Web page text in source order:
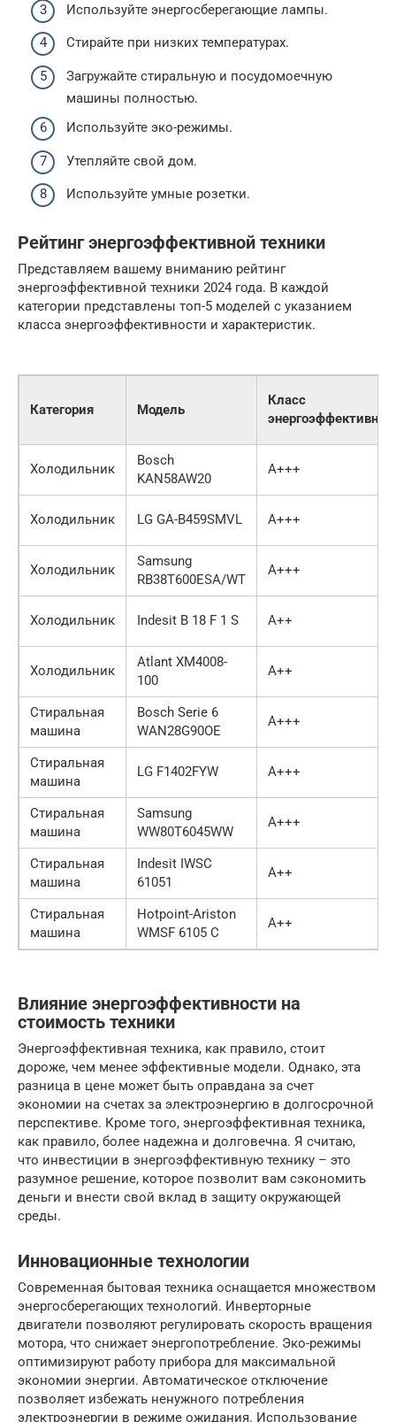
Используйте энергосберегающие лампы.
Стирайте при низких температурах.
Загружайте стиральную и посудомоечную
машины полностью.
Используйте эко-режимы.
Утепляйте свой дом.
Используйте умные розетки.
Рейтинг энергоэффективной техники
Представляем вашему вниманию рейтинг
энергоэффективной техники 2024 года. В каждой
категории представлены топ-5 моделей с указанием
класса энергоэффективности и характеристик.
Категория Модель
Класс
Холодильник
Bosch
KAN58AW20
A+++
Холодильник LG GA-B459SMVL A+++
Холодильник
Samsung
RB38T600ESA/WT
A+++
Холодильник Indesit B 18 F 1 S A++
Холодильник
Atlant XM4008-
100
A++
Стиральная
машина
Bosch Serie 6
WAN28G90OE
A+++
Стиральная
машина
LG F1402FYW A+++
Стиральная
машина
Samsung
WW80T6045WW
A+++
Стиральная
машина
Indesit IWSC
61051
A++
Стиральная
машина
Hotpoint-Ariston
WMSF 6105 C
A++
Влияние энергоэффективности на
стоимость техники
Энергоэффективная техника, как правило, стоит
дороже, чем менее эффективные модели. Однако, эта
разница в цене может быть оправдана за счет
экономии на счетах за электроэнергию в долгосрочной
перспективе. Кроме того, энергоэффективная техника,
как правило, более надежна и долговечна. Я считаю,
что инвестиции в энергоэффективную технику – это
разумное решение, которое позволит вам сэкономить
деньги и внести свой вклад в защиту окружающей
среды.
Инновационные технологии
Современная бытовая техника оснащается множеством
энергосберегающих технологий. Инверторные
двигатели позволяют регулировать скорость вращения
мотора, что снижает энергопотребление. Эко-режимы
оптимизируют работу прибора для максимальной
экономии энергии. Автоматическое отключение
позволяет избежать ненужного потребления
электроэнергии в режиме ожидания. Использование